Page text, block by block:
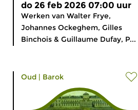
do 26 feb 2026 07:00 uur
Werken van Walter Frye,
Johannes Ockeghem, Gilles
Binchois & Guillaume Dufay, P...
Oud | Barok